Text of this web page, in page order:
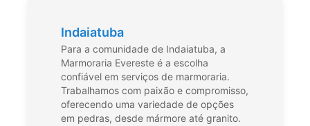
Indaiatuba
Para a comunidade de Indaiatuba, a
Marmoraria Evereste é a escolha
confiável em serviços de marmoraria.
Trabalhamos com paixão e compromisso,
oferecendo uma variedade de opções
em pedras, desde mármore até granito.